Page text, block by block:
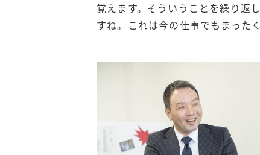
覚えます。そういうことを繰り返
すね。これは今の仕事でもまった